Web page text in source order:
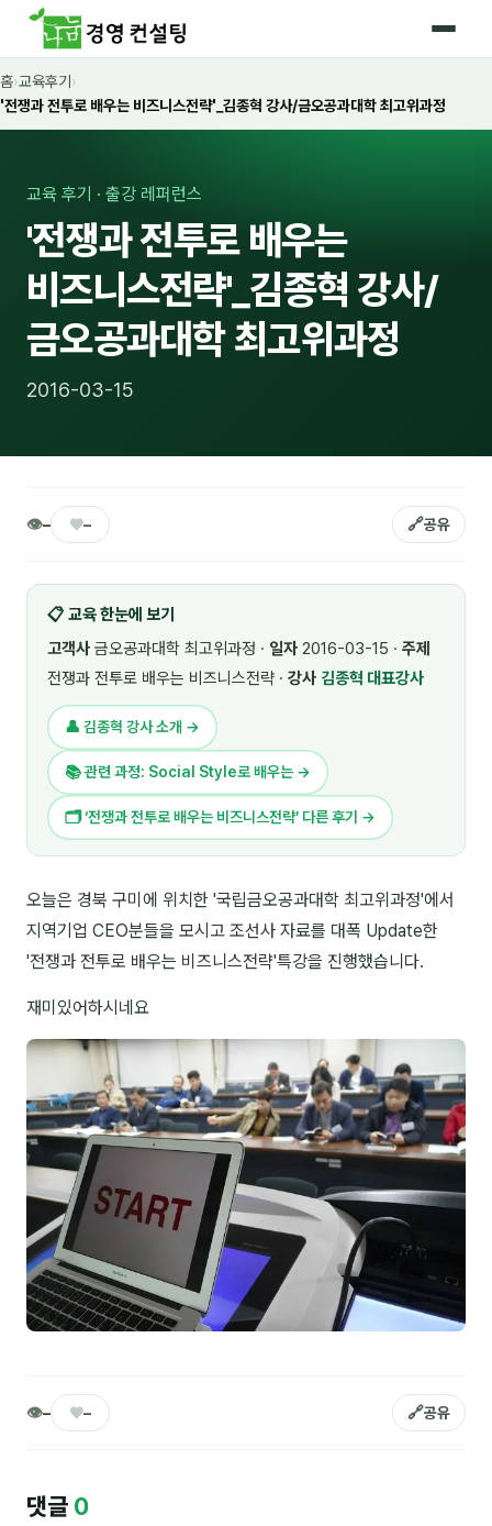
홈
🛡️ 법정 의무교육 4종
🤖 AI · IT 교육
📈 마케팅 · 영업
🤝 B2B 세일즈
🎓 강사육성 · 교수법 4
💻 IT · 디지털
🎬 영상 · 콘텐츠
📊 프레젠테이션 · 기획
🚀 창업 · 커리어
🗣️ 외국어 강의
👥 리더십 · 조직 14
📚 인문학 · 교양
🤲 협력강사 과정
NEW
📈 B2B 마케팅
🤖 AI 실무 2
🧭 기획·전략 1
강사
김종혁
구자룡
김소연
김종무
홈›교육후기 ›
'전쟁과 전투로 배우는 비즈니스전략'_김종혁 강사/금오공과대학 최고위과정
교육 후기 · 출강 레퍼런스
'전쟁과 전투로 배우는
비즈니스전략'_김종혁 강사/
금오공과대학 최고위과정
2016-03-15
👁– ♥– 🔗공유
📋 교육 한눈에 보기
고객사 금오공과대학 최고위과정 · 일자 2016-03-15 · 주제
전쟁과 전투로 배우는 비즈니스전략 · 강사 김종혁 대표강사
👤 김종혁 강사 소개 →
📚 관련 과정: Social Style로 배우는 →
🗂 ‘전쟁과 전투로 배우는 비즈니스전략’ 다른 후기 →
오늘은 경북 구미에 위치한 '국립금오공과대학 최고위과정'에서
지역기업 CEO분들을 모시고 조선사 자료를 대폭 Update한
'전쟁과 전투로 배우는 비즈니스전략'특강을 진행했습니다.
재미있어하시네요
👁– ♥– 🔗공유
댓글 0